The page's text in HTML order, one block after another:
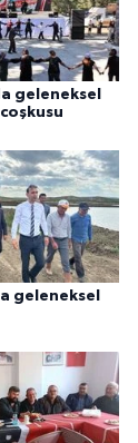
geleneksel
geleneksel